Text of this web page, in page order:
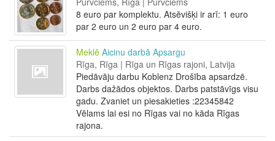
8 euro par komplektu. Atsēvišķi ir arī: 1 euro
par 2 euro un 2 euro par 4 euro.
Meklē Aicinu darbā Apsargu
Rīga, Rīga | Rīga un Rīgas rajoni, Latvija
Piedāvāju darbu Koblenz Drošība apsardzē.
Darbs dažādos objektos. Darbs patstāvīgs visu
gadu. Zvaniet un piesakieties :22345842
Vēlams lai esi no Rīgas vai no kāda Rīgas
rajona.